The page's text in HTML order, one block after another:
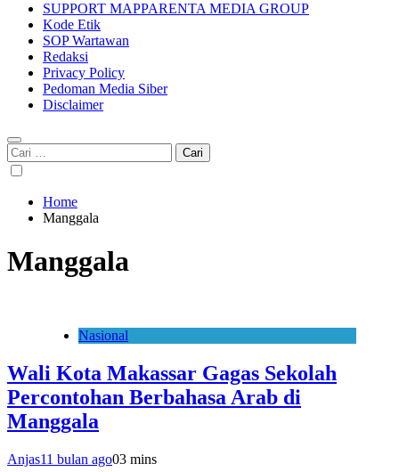
SUPPORT MAPPARENTA MEDIA GROUP
Kode Etik
SOP Wartawan
Redaksi
Privacy Policy
Pedoman Media Siber
Disclaimer
Cari
untuk:
Home
Manggala
Manggala
Nasional
Wali Kota Makassar Gagas Sekolah
Percontohan Berbahasa Arab di
Manggala
Anjas11 bulan ago03 mins